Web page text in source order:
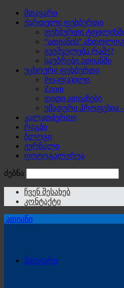
მთავარი
ქართული ფეხბურთი
ფეხბურთი
“ათიანის”
გვეშველება რამე?
საუბრები ათიანში
უცხოური ფეხბურთი
Pro-ფ(ა)ილი
Zoom
დიდი ათიანები
უმადური პროფესია
კალათბურთი
რაგბი
ბლოგი
ჟურნალი
ფოტოგალერეა
ძებნა
ჩვენ შესახებ
კონტაქტი
ათიანი
მთავარი